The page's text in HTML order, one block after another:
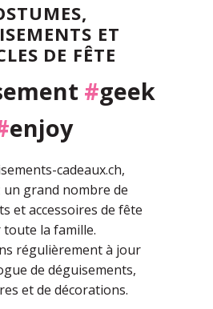
ET
DE FÊTE
#geek
enjoy
cadeaux.ch,
un grand nombre de
et accessoires de fête
la famille.
régulièrement à jour
de déguisements,
et de décorations.